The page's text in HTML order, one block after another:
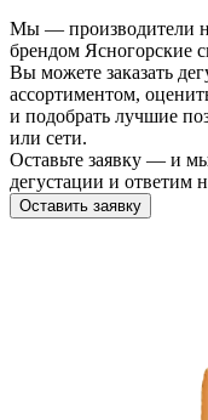
Мы — производители
брендом Ясногорские
Вы можете заказать
ассортиментом,
и подобрать лучшие
или сети.
Оставьте заявку — и
дегустации и ответим
Оставить заявку